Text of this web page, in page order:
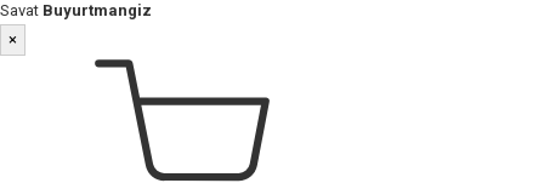
Savat Buyurtmangiz
×